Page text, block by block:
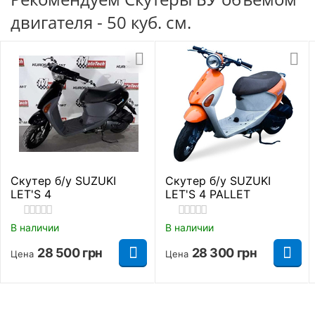
барабанные тормоза (спереди и сзади). Это
оптимальное решение для малокубатурной
техники, поскольку система снижает общий
ценник аппарата и упрощает его ТО. Сами
барабаны отличаются хорошим КПД и
устойчивостью к влаге или грязи.
Ходовые качества мопеда
Безкамерная шина
Габаритные размеры
Полная высота 1020 мм.
Длинна 1720 мм.
Ширина 630 мм.
Высота до сидения 695 мм.
Дорожный просвет 130 мм.
Длинна колесной базы 1180 мм.
двигателя - 50 куб. см.
Скутер б/у SUZUKI
LET'S 4
В наличии
Цена 28 500 грн
Скутер б/у SUZUKI
LET'S 4 PALLET
В наличии
Цена 28 300 грн